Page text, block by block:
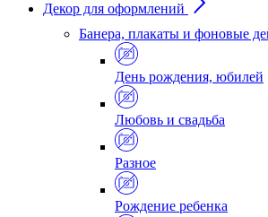
Декор для оформлений
Банера, плакаты и фоновые
День рождения, юбилей
Любовь и свадьба
Разное
Рождение ребенка